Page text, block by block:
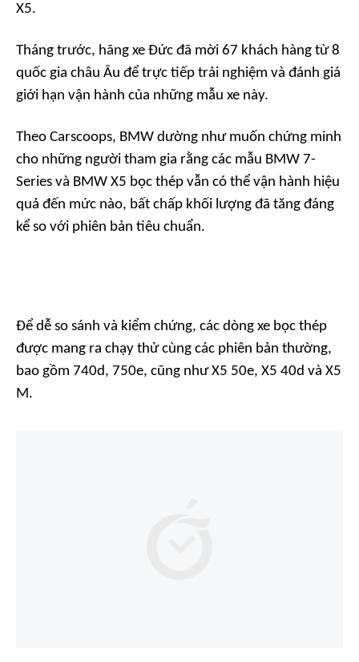
X5.
Tháng trước, hãng xe Đức đã mời 67 khách hàng từ 8
quốc gia châu Âu để trực tiếp trải nghiệm và đánh giá
giới hạn vận hành của những mẫu xe này.
Theo Carscoops, BMW dường như muốn chứng minh
cho những người tham gia rằng các mẫu BMW 7-
Series và BMW X5 bọc thép vẫn có thể vận hành hiệu
quả đến mức nào, bất chấp khối lượng đã tăng đáng
kể so với phiên bản tiêu chuẩn.
Để dễ so sánh và kiểm chứng, các dòng xe bọc thép
được mang ra chạy thử cùng các phiên bản thường,
bao gồm 740d, 750e, cũng như X5 50e, X5 40d và X5
M.